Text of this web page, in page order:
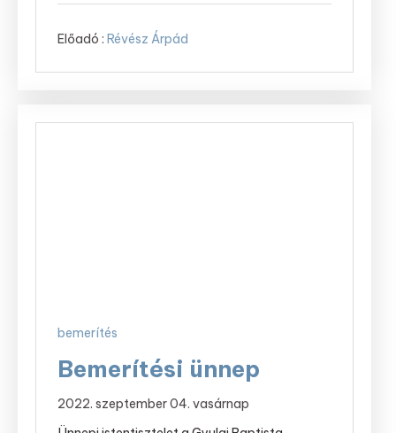
Előadó : Révész Árpád
bemerítés
Bemerítési ünnep
2022. szeptember 04. vasárnap